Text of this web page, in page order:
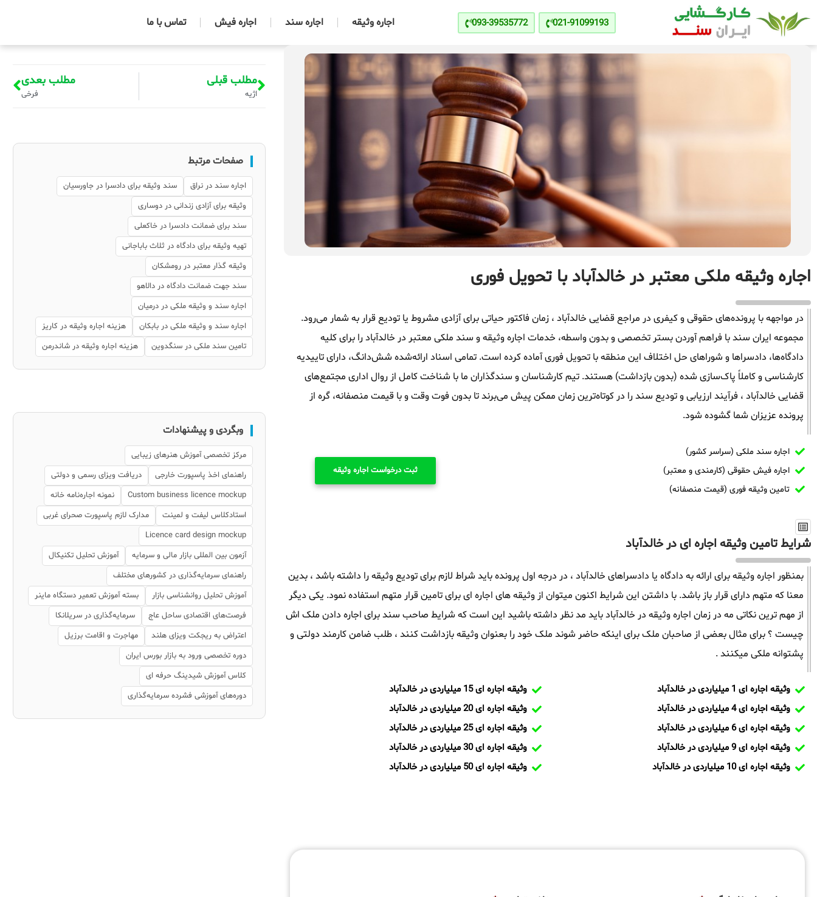
021-91099193
093-39535772 اجاره وثیقه اجاره سند اجاره فیش تماس با ما
اجاره وثیقه ملکی معتبر در خالدآباد با تحویل فوری
در مواجهه با پرونده‌های حقوقی و کیفری در مراجع قضایی خالدآباد ، زمان فاکتور حیاتی برای آزادی مشروط یا تودیع قرار به شمار می‌رود.
مجموعه ایران سند با فراهم آوردن بستر تخصصی و بدون واسطه، خدمات اجاره وثیقه و سند ملکی معتبر در خالدآباد را برای کلیه
دادگاه‌ها، دادسراها و شوراهای حل اختلاف این منطقه با تحویل فوری آماده کرده است. تمامی اسناد ارائه‌شده شش‌دانگ، دارای تاییدیه
کارشناسی و کاملاً پاک‌سازی شده (بدون بازداشت) هستند. تیم کارشناسان و سندگذاران ما با شناخت کامل از روال اداری مجتمع‌های
قضایی خالدآباد ، فرآیند ارزیابی و تودیع سند را در کوتاه‌ترین زمان ممکن پیش می‌برند تا بدون فوت وقت و با قیمت منصفانه، گره از
پرونده عزیزان شما گشوده شود.
اجاره سند ملکی (سراسر کشور)
اجاره فیش حقوقی (کارمندی و معتبر)
تامین وثیقه فوری (قیمت منصفانه)
ثبت درخواست اجاره وثیقه
شرایط تامین وثیقه اجاره ای در خالدآباد
بمنظور اجاره وثیقه برای ارائه به دادگاه یا دادسراهای خالدآباد ، در درجه اول پرونده باید شراط لازم برای تودیع وثیقه را داشته باشد ، بدین
معنا که متهم دارای قرار باز باشد. با داشتن این شرایط اکنون میتوان از وثیقه های اجاره ای برای تامین قرار متهم استفاده نمود. یکی دیگر
از مهم ترین نکاتی مه در زمان اجاره وثیقه در خالدآباد باید مد نظر داشته باشید این است که شرایط صاحب سند برای اجاره دادن ملک اش
چیست ؟ برای مثال بعضی از صاحبان ملک برای اینکه حاضر شوند ملک خود را بعنوان وثیقه بازداشت کنند ، طلب ضامن کارمند دولتی و
پشتوانه ملکی میکنند .
وثیقه اجاره ای 1 میلیاردی در خالدآباد
وثیقه اجاره ای 4 میلیاردی در خالدآباد
وثیقه اجاره ای 6 میلیاردی در خالدآباد
وثیقه اجاره ای 9 میلیاردی در خالدآباد
وثیقه اجاره ای 10 میلیاردی در خالدآباد
وثیقه اجاره ای 15 میلیاردی در خالدآباد
وثیقه اجاره ای 20 میلیاردی در خالدآباد
وثیقه اجاره ای 25 میلیاردی در خالدآباد
وثیقه اجاره ای 30 میلیاردی در خالدآباد
وثیقه اجاره ای 50 میلیاردی در خالدآباد
مطلب قبلی
اژیه
مطلب بعدی
فرخی
صفحات مرتبط
اجاره سند در نراق
سند وثیقه برای دادسرا در جاورسیان
وثیقه برای آزادی زندانی در دوساری
سند برای ضمانت دادسرا در خاکعلی
تهیه وثیقه برای دادگاه در ثلاث باباجانی
وثیقه گذار معتبر در رومشکان
سند جهت ضمانت دادگاه در دالاهو
اجاره سند و وثیقه ملکی در درمیان
اجاره سند و وثیقه ملکی در بابکان
هزینه اجاره وثیقه در کاریز
تامین سند ملکی در سنگدوین
هزینه اجاره وثیقه در شاندرمن
وبگردی و پیشنهادات
مرکز تخصصی آموزش هنرهای زیبایی
راهنمای اخذ پاسپورت خارجی
دریافت ویزای رسمی و دولتی
Custom business licence mockup
نمونه اجاره‌نامه خانه
استادکلاس لیفت و لمینت
مدارک لازم پاسپورت صحرای غربی
Licence card design mockup
آزمون بین المللی بازار مالی و سرمایه
آموزش تحلیل تکنیکال
راهنمای سرمایه‌گذاری در کشورهای مختلف
آموزش تحلیل روانشناسی بازار
بسته آموزش تعمیر دستگاه ماینر
فرصت‌های اقتصادی ساحل عاج
سرمایه‌گذاری در سریلانکا
اعتراض به ریجکت ویزای هلند
مهاجرت و اقامت برزیل
دوره تخصصی ورود به بازار بورس ایران
کلاس آموزش شیدینگ حرفه ای
دوره‌های آموزشی فشرده سرمایه‌گذاری